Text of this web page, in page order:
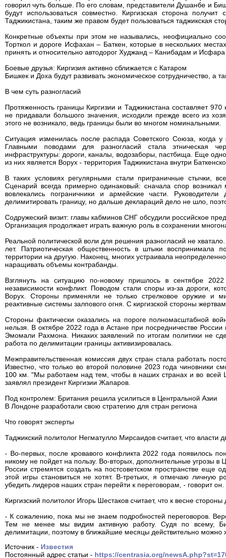
говорил чуть больше. По его словам, представители Душанбе и
будут использоваться совместно. Киргизская сторона
Таджикистана, таким же правом будет пользоваться таджикская
Конкретные объекты при этом не назывались, неофициально
Торткол и дороге Исфахан – Баткен, которые в нескольких
принять и относительно автодорог Худжанд – Канибадам и
Боевые друзья: Киргизия активно сближается с Катаром
Бишкек и Доха будут развивать экономическое сотрудничество, а
В чем суть разногласий
Протяженность границы Киргизии и Таджикистана составляет
не придавали большого значения, исходили прежде всего из
этого не возникало, ведь границы были во многом номинальными.
Ситуация изменилась после распада Советского Союза, когда у
Главными поводами для разногласий стала этническая
инфраструктуры: дороги, каналы, водозаборы, пастбища. Еще
из них является Ворух - территория Таджикистана внутри
В таких условиях регулярными стали приграничные стычки,
Сценарий всегда примерно одинаковый: сначала спор
вовлекались пограничники и армейские части.
делимитировать границу, но дальше деклараций дело не шло,
Содружеский визит: главы кабминов СНГ обсудили российское
Организация продолжает играть важную роль в сохранении
Реальной политической воли для решения разногласий не
лет. Патриотическая общественность в штыки воспринимала
территории на другую. Наконец, многих устраивала
наращивать объемы контрабанды.
Взглянуть на ситуацию по-новому пришлось в сентябре
независимости конфликт. Поводом стали споры из-за дороги,
Ворух. Стороны применяли не только стрелковое оружие и
реактивные системы залпового огня. С киргизской стороны
Стороны фактически оказались на пороге полномасштабной
нельзя. В октябре 2022 года в Астане при посредничестве
Эмомали Рахмона. Никаких заявлений по итогам политики не
работа по делимитации границы активизировалась.
Межправительственная комиссия двух стран стала работать
Известно, что только во второй половине 2023 года чиновники
100 км. "Мы работаем над тем, чтобы в наших странах и во
заявлял президент Киргизии Жапаров.
Под контролем: Британия решила усилиться в Центральной Азии
В Лондоне разработали свою стратегию для стран региона
Что говорят эксперты
Таджикский политолог Негматулло Мирсаидов считает, что власти
- Во-первых, после кровавого конфликта 2022 года появилось
никому не пойдет на пользу. Во-вторых, дополнительные угрозы
России стремятся создать на постсоветском пространстве
этой игры становиться не хотят. В-третьих, я отмечаю
убедить лидеров наших стран перейти к переговорам, - говорит он.
Киргизский политолог Игорь Шестаков считает, что к весне
- К сожалению, пока мы не знаем подробностей переговоров.
Тем не менее мы видим активную работу. Судя по всему,
делимитации, поэтому в ближайшие месяцы действительно можно
Источник - Известия
Постоянный адрес статьи - https://centrasia.org/